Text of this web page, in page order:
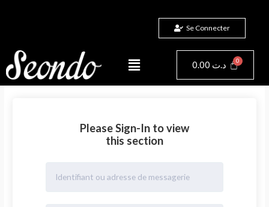
Se Connecter
Menu 0.00 د.ت Panier
Please Sign-In to view
this section